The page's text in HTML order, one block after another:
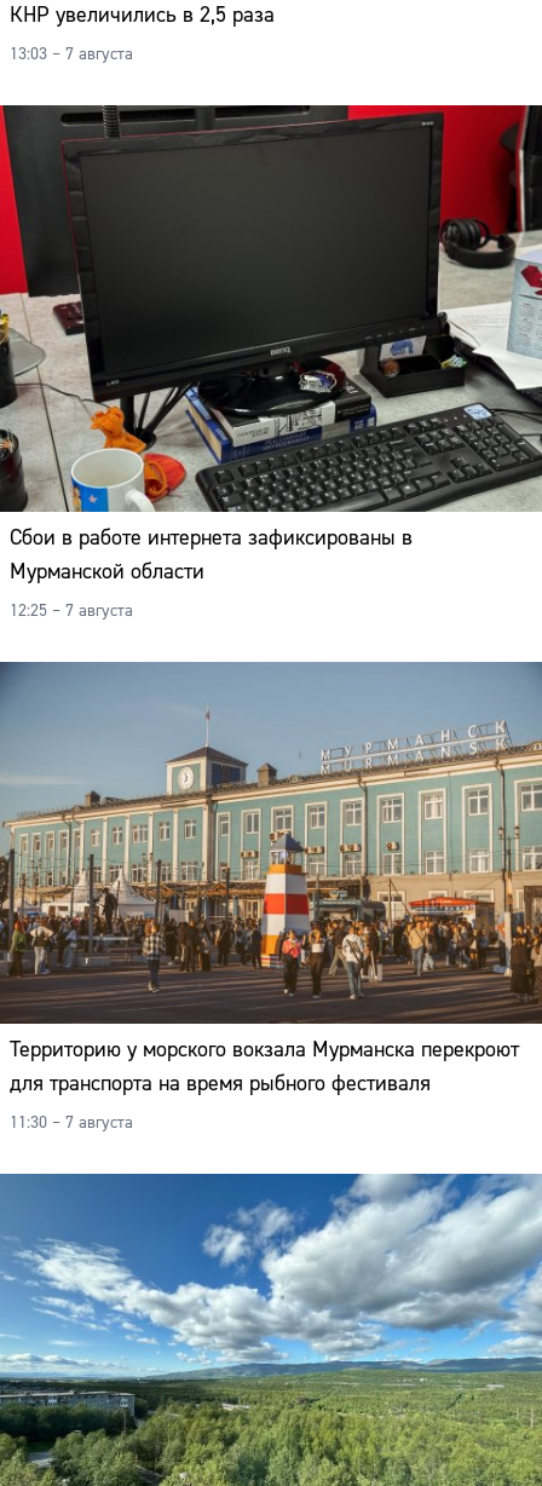
КНР увеличились в 2,5 раза
13:03 – 7 августа
Сбои в работе интернета зафиксированы в
Мурманской области
12:25 – 7 августа
Территорию у морского вокзала Мурманска перекроют
для транспорта на время рыбного фестиваля
11:30 – 7 августа